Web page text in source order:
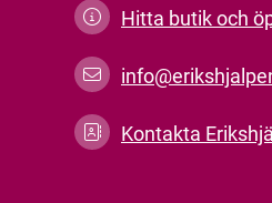
Hitta butik och
Kontakta